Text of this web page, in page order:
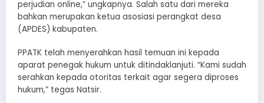
perjudian online,” ungkapnya. Salah satu dari mereka
bahkan merupakan ketua asosiasi perangkat desa
(APDES) kabupaten.
PPATK telah menyerahkan hasil temuan ini kepada
aparat penegak hukum untuk ditindaklanjuti. “Kami sudah
serahkan kepada otoritas terkait agar segera diproses
hukum,” tegas Natsir.